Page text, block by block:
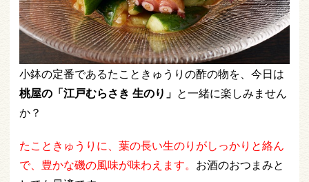
小鉢の定番であるたこときゅうりの酢の物を、今日は
桃屋の「江戸むらさき 生のり」 と一緒に楽しみません
か？
たこときゅうりに、葉の長い生のりがしっかりと絡ん
で、豊かな磯の風味が味わえます。 お酒のおつまみと